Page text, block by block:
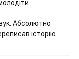
Абсолютно
історію